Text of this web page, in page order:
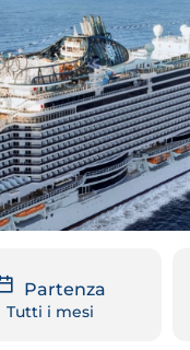
Partenza
Tutti i mesi